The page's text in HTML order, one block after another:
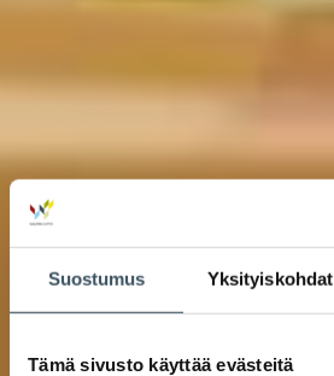
Suostumus Yksityiskohdat
Tämä sivusto käyttää evästeitä